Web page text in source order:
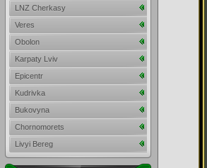
LNZ Cherkasy
Veres
Obolon
Karpaty Lviv
Epicentr
Kudrivka
Bukovyna
Chornomorets
Livyi Bereg